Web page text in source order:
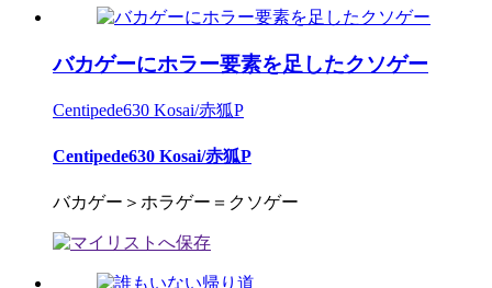
バカゲーにホラー要素を足したクソゲー
Centipede630 Kosai/赤狐P
Centipede630 Kosai/赤狐P
バカゲー＞ホラゲー＝クソゲー